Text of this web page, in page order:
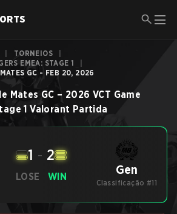
TORNEIOS
EMEA: STAGE 1
GC - FEB 20, 2026
Mates GC – 2026 VCT Game
1 Valorant Partida
LOSE
1 - 2
WIN Gen
Classificação #11